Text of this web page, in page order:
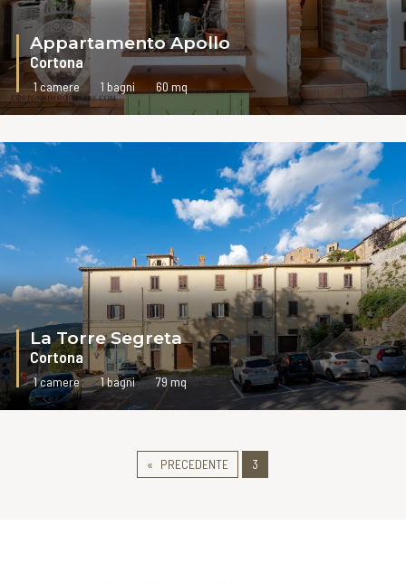
VAI ALLA SCHEDA
Appartamento Apollo
Cortona
1 camere 1 bagni 60 mq
VAI ALLA SCHEDA
La Torre Segreta
Cortona
1 camere 1 bagni 79 mq
PRECEDENTE 3